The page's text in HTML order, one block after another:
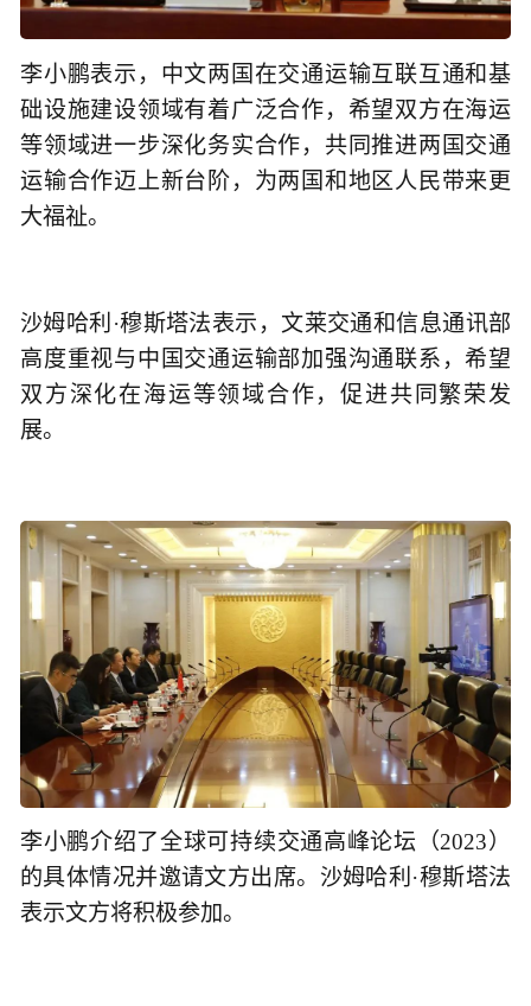
李小鹏表示，中文两国在交通运输互联互通和基
础设施建设领域有着广泛合作，希望双方在海运
等领域进一步深化务实合作，共同推进两国交通
运输合作迈上新台阶，为两国和地区人民带来更
大福祉。
沙姆哈利·穆斯塔法表示，文莱交通和信息通讯部
高度重视与中国交通运输部加强沟通联系，希望
双方深化在海运等领域合作，促进共同繁荣发
展。
李小鹏介绍了全球可持续交通高峰论坛（2023）
的具体情况并邀请文方出席。沙姆哈利·穆斯塔法
表示文方将积极参加。